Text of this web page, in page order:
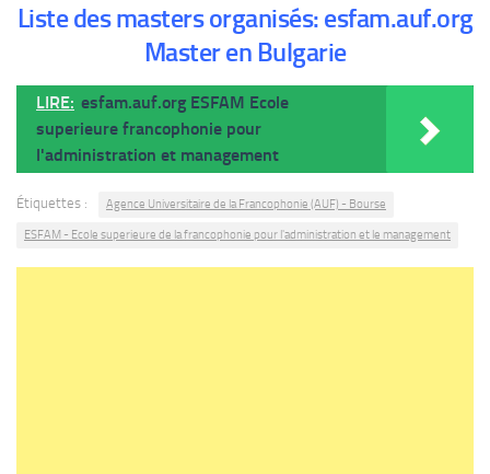
Liste des masters organisés: esfam.auf.org
Master en Bulgarie
LIRE: esfam.auf.org ESFAM Ecole
superieure francophonie pour
l'administration et management
Étiquettes : Agence Universitaire de la Francophonie (AUF) - Bourse
ESFAM - Ecole superieure de la francophonie pour l'administration et le management